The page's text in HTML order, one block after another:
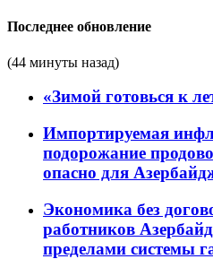
Последнее обновление
(44 минуты назад)
«Зимой готовься к
Импортируемая
подорожание
опасно для
Экономика без
работников
пределами системы